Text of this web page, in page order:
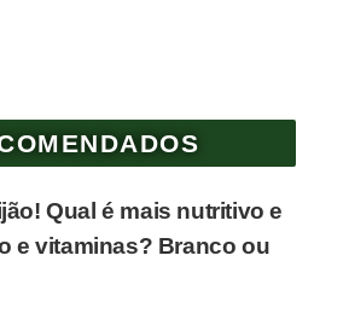
Qual é mais nutritivo e
e vitaminas? Branco ou